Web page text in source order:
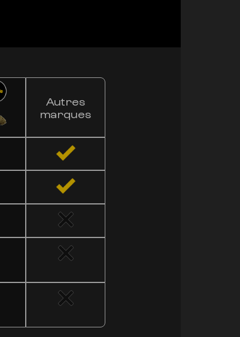
Autres
marques